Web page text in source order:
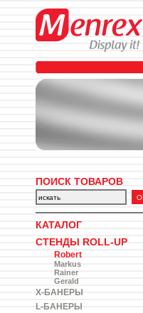
ПОИСК ТОВАРОВ
КАТАЛОГ
СТЕНДЫ ROLL-UP
Robert
Markus
Rainer
Gerald
X-БАНЕРЫ
L-БАНЕРЫ